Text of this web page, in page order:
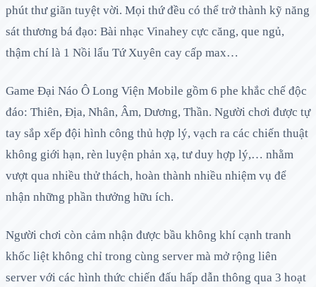
phút thư giãn tuyệt vời. Mọi thứ đều có thể trở thành kỹ năng
sát thương bá đạo: Bài nhạc Vinahey cực căng, que ngủ,
thậm chí là 1 Nồi lẩu Tứ Xuyên cay cấp max…
Game Đại Náo Ô Long Viện Mobile gồm 6 phe khắc chế độc
đáo: Thiên, Địa, Nhân, Âm, Dương, Thần. Người chơi được tự
tay sắp xếp đội hình công thủ hợp lý, vạch ra các chiến thuật
không giới hạn, rèn luyện phản xạ, tư duy hợp lý,… nhằm
vượt qua nhiều thử thách, hoàn thành nhiều nhiệm vụ để
nhận những phần thưởng hữu ích.
Người chơi còn cảm nhận được bầu không khí cạnh tranh
khốc liệt không chỉ trong cùng server mà mở rộng liên
server với các hình thức chiến đấu hấp dẫn thông qua 3 hoạt